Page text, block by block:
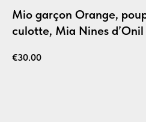
Mio garçon Orange,
culotte, Mia Nines d’Onil
€30.00